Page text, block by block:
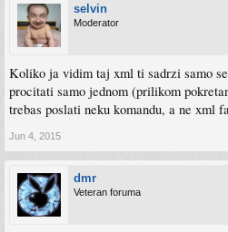
selvin
Moderator
Koliko ja vidim taj xml ti sadrzi samo
procitati samo jednom (prilikom
trebas poslati neku komandu, a ne xml
Jun 4, 2015
dmr
Veteran foruma